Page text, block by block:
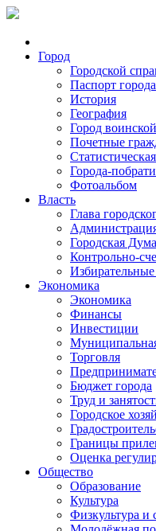
Город
Городской
Паспорт города
История
География
Город
Почетные
Города-
Фотоальбом
Власть
Глава
Городская Дума
Контрольно-
Экономика
Экономика
Финансы
Инвестиции
Торговля
Бюджет города
Труд и
Городское
Границы
Оценка
Общество
Образование
Культура
Физкультура и